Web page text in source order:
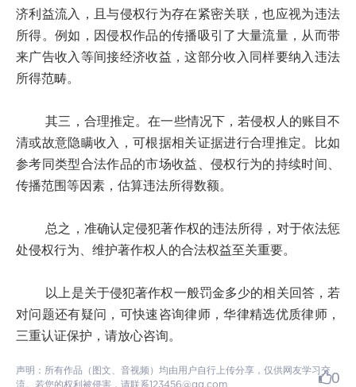
济利益流入，且与侵权行为存在紧密关联，也应视为违法
所得。例如，因侵权作品的传播吸引了大量流量，从而带
来广告收入等间接经济收益，这部分收入同样要纳入违法
所得范畴。
其三，合理推定。在一些情况下，若侵权人的账目不
清或故意隐瞒收入，可根据相关证据进行合理推定。比如
参考同类型合法作品的市场收益、侵权行为的持续时间、
传播范围等因素，估算违法所得数额。
总之，准确认定侵犯著作权的违法所得，对于依法惩
处侵权行为、维护著作权人的合法权益至关重要。
以上是关于侵犯著作权一般罚金多少的相关回答，若
对问题还有疑问，可快速咨询律师，华律精选优质律师，
三重认证保护，请放心咨询。
声明：所有作品（图文、音视频）均由用户自行上传分享，仅供网友学习交
流。若您的权利被侵害，请联系123456@qq.com
0